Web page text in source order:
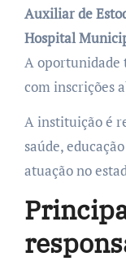
Auxiliar de
Hospital
A oportunidade
com inscrições
A instituição é
saúde,
atuação no